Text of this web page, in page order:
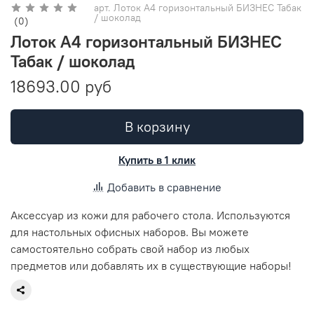
(0)
арт. Лоток А4 горизонтальный БИЗНЕС Табак
/ шоколад
Лоток А4 горизонтальный БИЗНЕС
Табак / шоколад
18693.00 руб
В корзину
Купить в 1 клик
Добавить в сравнение
Аксессуар из кожи для рабочего стола. Используются
для настольных офисных наборов. Вы можете
самостоятельно собрать свой набор из любых
предметов или добавлять их в существующие наборы!